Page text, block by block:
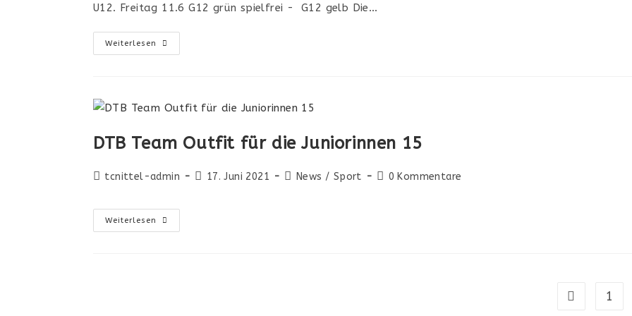
U12. Freitag 11.6 G12 grün spielfrei - G12 gelb Die…
Weiterlesen
DTB Team Outfit für die Juniorinnen 15
tcnittel-admin 17. Juni 2021 News / Sport 0 Kommentare
Weiterlesen
1